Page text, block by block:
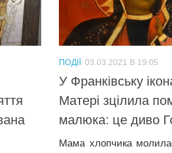
ПОДІЇ 03.03.2021 В 19:05
У Франківську
Матері зцілила
малюка: це диво
Мама хлопчика